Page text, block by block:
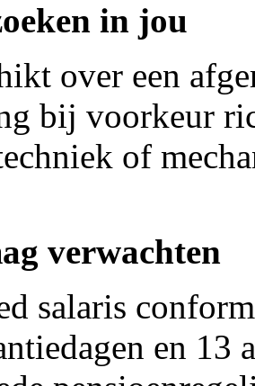
in jou
over een
bij voorkeur
of
verwachten
salaris
en 13